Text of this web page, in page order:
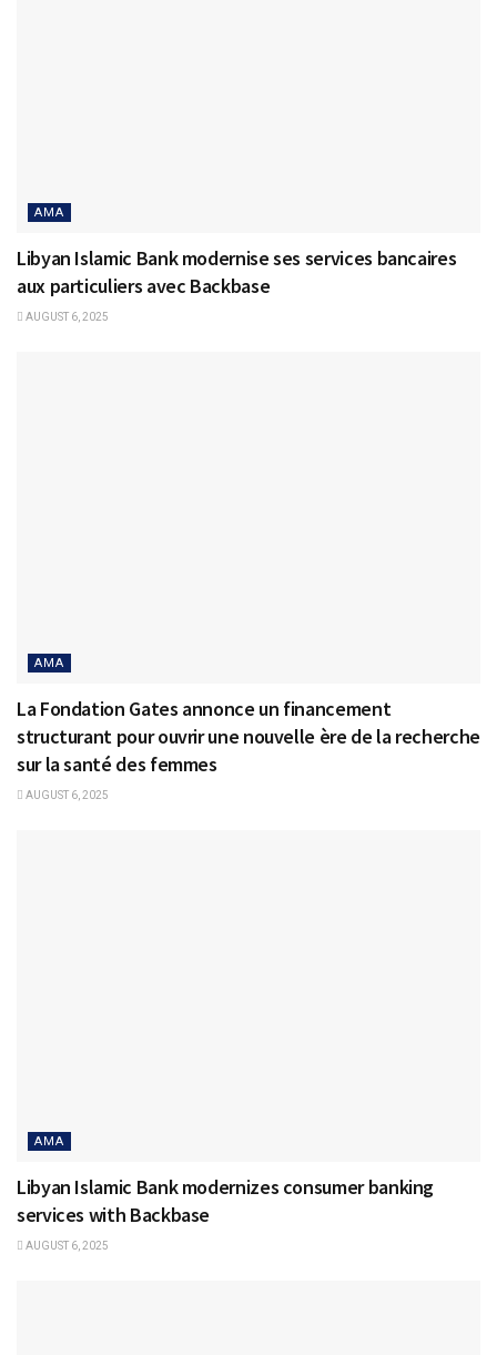
AMA
Libyan Islamic Bank modernise ses services bancaires
aux particuliers avec Backbase
AUGUST 6, 2025
AMA
La Fondation Gates annonce un financement
structurant pour ouvrir une nouvelle ère de la recherche
sur la santé des femmes
AUGUST 6, 2025
AMA
Libyan Islamic Bank modernizes consumer banking
services with Backbase
AUGUST 6, 2025